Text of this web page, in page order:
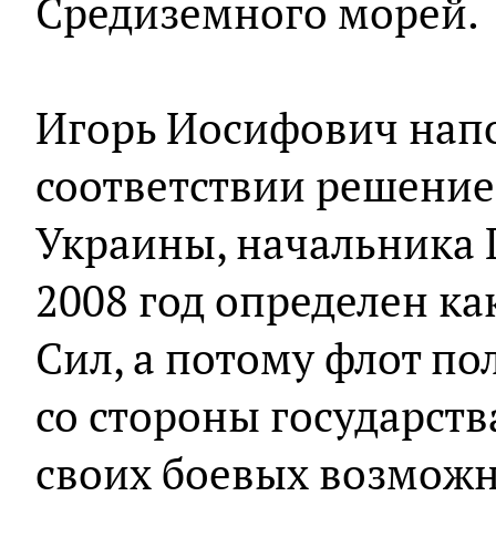
Средиземного морей.
Игорь Иосифович
соответствии
Украины, начальника
2008 год определен
Сил, а потому флот
со стороны
своих боевых